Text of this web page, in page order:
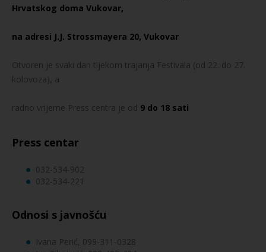
Hrvatskog doma Vukovar,
na adresi J.J. Strossmayera 20, Vukovar
Otvoren je svaki dan tijekom trajanja Festivala (od 22. do 27.
kolovoza), a
radno vrijeme Press centra je od 9 do 18 sati
Press centar
032-534-902
032-534-221
Odnosi s javnošću
Ivana Perić, 099-311-0328